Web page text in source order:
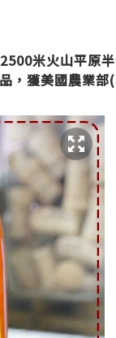
米火山平原半
， 獲美國農業部